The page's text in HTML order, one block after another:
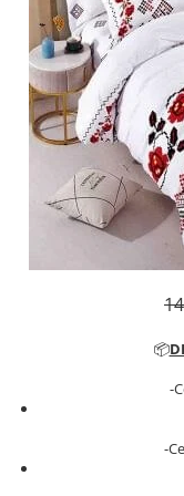
Cearceaf cu elastic
Cearceaf normal
Lenjerii De Pat
Lenjerii De Pat
Persoane
Lenjerii De Pat
Matlasate, 2 Persoane
Lenjerii De Pat
Lenjerii De Pat
Lenjerii De Pat, Finet
Lenjerii De Pat
Lenjerii De Pat Catifea
Set Lenjerie De Pat
📦
-
-